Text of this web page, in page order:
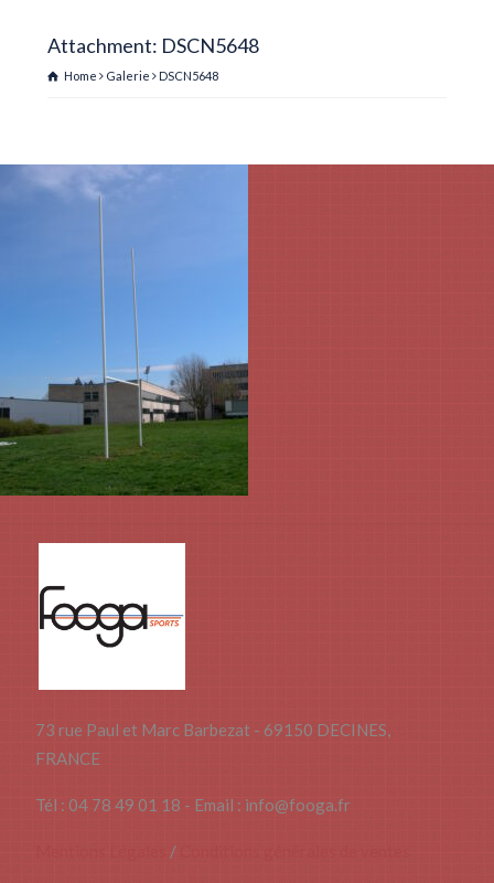
Attachment: DSCN5648
Home Galerie DSCN5648
73 rue Paul et Marc Barbezat - 69150 DECINES,
FRANCE
Tél : 04 78 49 01 18 - Email : info@fooga.fr
/